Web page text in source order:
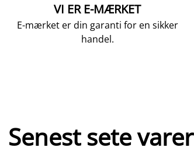
VI ER E-MÆRKET
E-mærket er din garanti for en sikker
handel.
Senest sete varer